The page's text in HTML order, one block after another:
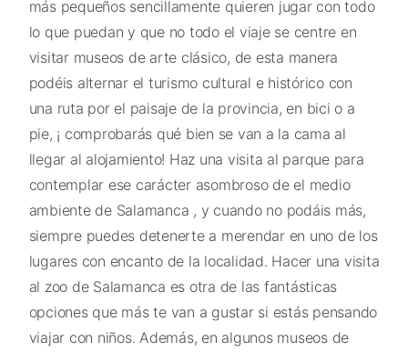
más pequeños sencillamente quieren jugar con todo
lo que puedan y que no todo el viaje se centre en
visitar museos de arte clásico, de esta manera
podéis alternar el turismo cultural e histórico con
una ruta por el paisaje de la provincia, en bici o a
pie, ¡ comprobarás qué bien se van a la cama al
llegar al alojamiento! Haz una visita al parque para
contemplar ese carácter asombroso de el medio
ambiente de Salamanca , y cuando no podáis más,
siempre puedes detenerte a merendar en uno de los
lugares con encanto de la localidad. Hacer una visita
al zoo de Salamanca es otra de las fantásticas
opciones que más te van a gustar si estás pensando
viajar con niños. Además, en algunos museos de